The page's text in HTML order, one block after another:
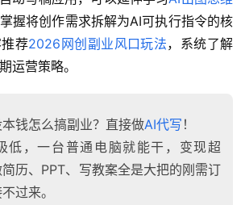
握将创作需求拆解为AI可执行指令的核
荐2026网创副业风口玩法，系统了解
运营策略。
钱怎么搞副业？直接做AI代写 ！
低，一台普通电脑就能干，变现超
历、PPT、写教案全是大把的刚需订
过来。